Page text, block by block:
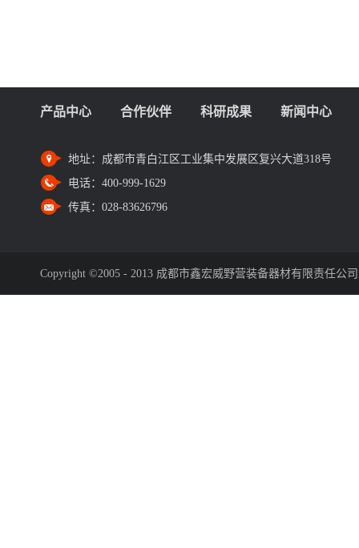
产品中心 合作伙伴 科研成果 新闻中心
地址： 成都市青白江区工业集中发展区复兴大道318号
电话： 400-999-1629
传真： 028-83626796
Copyright ©2005 - 2013 成都市鑫宏威野营装备器材有限责任公司